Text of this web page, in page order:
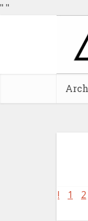
" "
! 1 2